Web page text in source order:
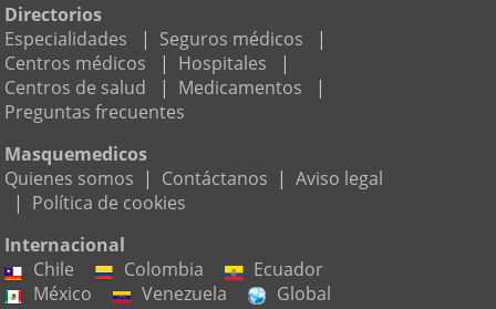
Directorios
Especialidades
| Seguros médicos
|
Centros médicos
| Hospitales
|
Centros de salud
| Medicamentos
|
Preguntas frecuentes
Masquemedicos
Quienes somos | Contáctanos | Aviso legal
| Política de cookies
Internacional
Chile
Colombia
Ecuador
México
Venezuela Global